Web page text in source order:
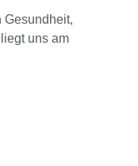
Gesundheit,
uns am